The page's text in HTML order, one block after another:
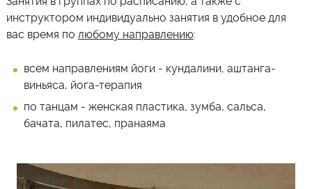
инструктором индивидуально занятия в удобное для
вас время по любому направлению:
всем направлениям йоги - кундалини, аштанга-
виньяса, йога-терапия
по танцам - женская пластика, зумба, сальса,
бачата, пилатес, пранаяма